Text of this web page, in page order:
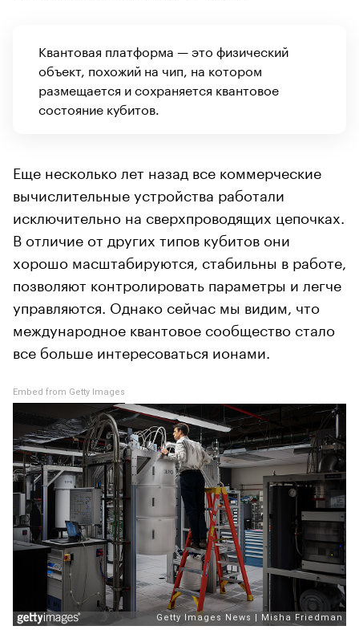
Квантовая платформа — это физический
объект, похожий на чип, на котором
размещается и сохраняется квантовое
состояние кубитов.
Еще несколько лет назад все коммерческие
вычислительные устройства работали
исключительно на сверхпроводящих цепочках.
В отличие от других типов кубитов они
хорошо масштабируются, стабильны в работе,
позволяют контролировать параметры и легче
управляются. Однако сейчас мы видим, что
международное квантовое сообщество стало
все больше интересоваться ионами.
Embed from Getty Images